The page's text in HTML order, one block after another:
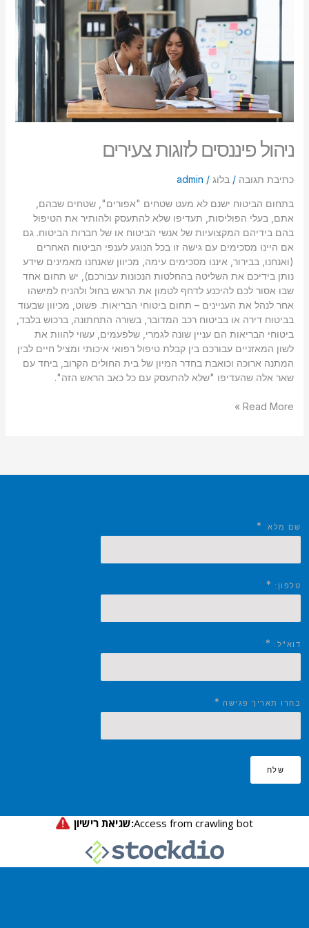
סמן קישורים
לאפס
את
כל
האפשרויות
cached
ניהול פיננסים לזוגות צעירים
כתיבת תגובה / בלוג/
admin
בתחום הביטוח ישנם לא מעט שטחים "אפורים", שטחים שבהם,
אתם, בעלי הפוליסות, תעדיפו שלא להתעסק ולהותיר את הטיפול
בהם בידיהם המקצועיות של אנשי הביטוח או של חברות הביטוח. גם
אם היינו מסכימים עם גישה זו בכל הנוגע לענפי הביטוח האחרים
(ואנחנו, בבירור, איננו מסכימים עימה, מכיוון שאנחנו מאמינים שידע
נותן בידיכם את השליטה בהחלטות הנכונות עבורכם), יש תחום אחד
שבו אסור לכם להיכנע לדחף לטמון את הראש בחול ולהניח למישהו
אחר לנהל את העניינים – תחום ביטוחי הבריאות. פשוט, מכיוון שבעוד
בביטוח דירה או בביטוח רכב המדובר, בשורה התחתונה, ברכוש בלבד,
ביטוחי הבריאות הם עניין שונה לגמרי, שלפעמים, עשוי להוות את
לשון המאזניים עבורכם בין קבלת טיפול רפואי איכותי ומציל חיים לבין
המתנה ארוכה וכואבת בחדר המיון של בית החולים הקרוב, ביחד עם
שאר אלה שהעדיפו "שלא להתעסק עם כל כאב הראש הזה".
Read More »
שם מלא: *
טלפון: *
דוא"ל: *
בחרו תאריך פגישה *
שלח